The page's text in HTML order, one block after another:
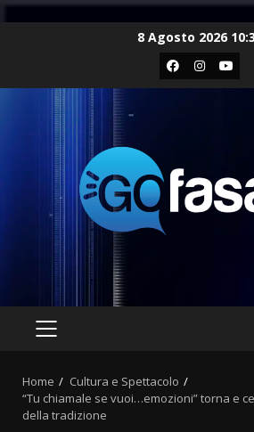
8 Agosto 2026
Facebook
Instagram
PRIMARY
Home
Cultura e Spettacolo
“Tu chiamale se vuoi…emozioni” torna e
della tradizione